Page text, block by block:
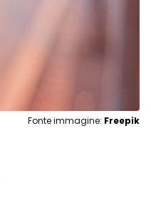
Fonte immagine: Freepik